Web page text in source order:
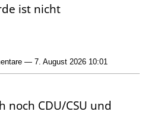
ist nicht
— 7. August 2026 10:01
noch CDU/CSU und